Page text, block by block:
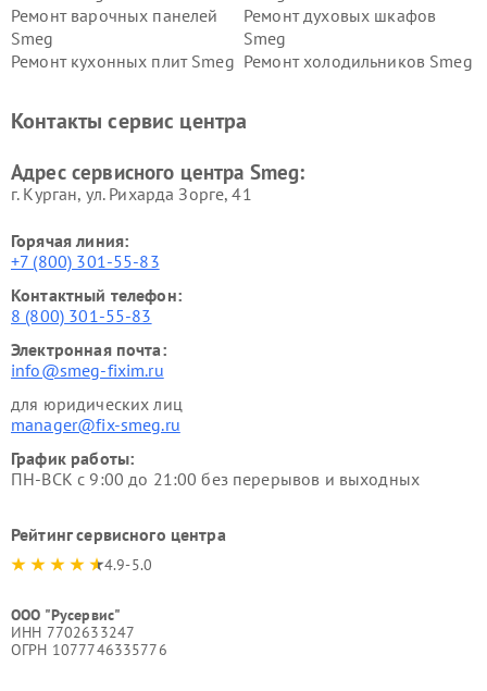
Ремонт варочных панелей
Smeg
Ремонт духовых шкафов
Smeg
Ремонт кухонных плит Smeg Ремонт холодильников Smeg
Контакты сервис центра
Адрес сервисного центра Smeg:
г. Курган, ул. Рихарда Зорге, 41
Горячая линия:
+7 (800) 301-55-83
Контактный телефон:
8 (800) 301-55-83
Электронная почта:
info@smeg-fixim.ru
для юридических лиц
manager@fix-smeg.ru
График работы:
ПН-ВСК с 9:00 до 21:00 без перерывов и выходных
Рейтинг сервисного центра
4.9-5.0
ООО "Русервис"
ИНН 7702633247
ОГРН 1077746335776